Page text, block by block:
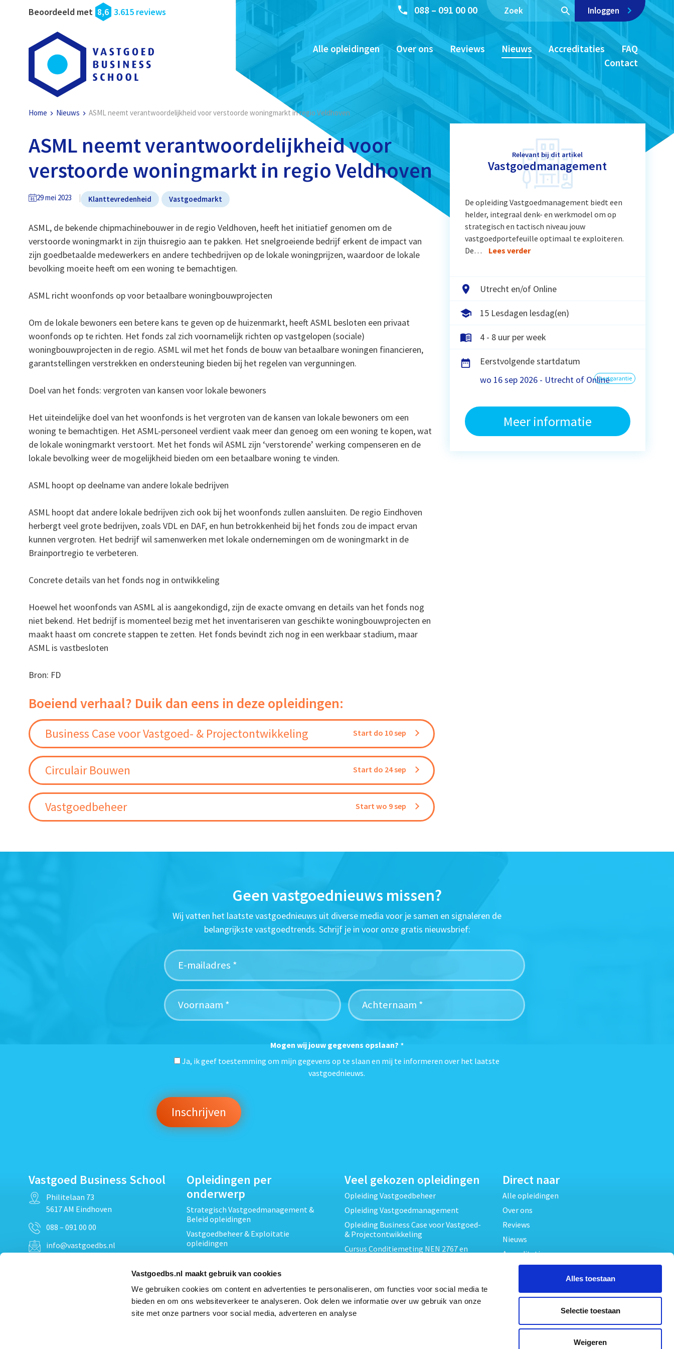
Vastgoedbs.nl maakt gebruik van cookies
We gebruiken cookies om content en advertenties te personaliseren, om functies voor social media te
bieden en om ons websiteverkeer te analyseren. Ook delen we informatie over uw gebruik van onze
site met onze partners voor social media, adverteren en analyse
Alles toestaan
Selectie toestaan
Weigeren
Beoordeeld met 8,6 3.615 reviews 088 – 091 00 00 Inloggen
Alle opleidingen Over ons Reviews Nieuws Accreditaties
FAQ
Contact
Home Nieuws ASML neemt verantwoordelijkheid voor verstoorde woningmarkt in regio Veldhoven
ASML neemt verantwoordelijkheid voor
verstoorde woningmarkt in regio Veldhoven
29 mei 2023 Klanttevredenheid Vastgoedmarkt
ASML, de bekende chipmachinebouwer in de regio Veldhoven, heeft het initiatief genomen om de
verstoorde woningmarkt in zijn thuisregio aan te pakken. Het snelgroeiende bedrijf erkent de impact van
zijn goedbetaalde medewerkers en andere techbedrijven op de lokale woningprijzen, waardoor de lokale
bevolking moeite heeft om een woning te bemachtigen.
ASML richt woonfonds op voor betaalbare woningbouwprojecten
Om de lokale bewoners een betere kans te geven op de huizenmarkt, heeft ASML besloten een privaat
woonfonds op te richten. Het fonds zal zich voornamelijk richten op vastgelopen (sociale)
woningbouwprojecten in de regio. ASML wil met het fonds de bouw van betaalbare woningen financieren,
garantstellingen verstrekken en ondersteuning bieden bij het regelen van vergunningen.
Doel van het fonds: vergroten van kansen voor lokale bewoners
Het uiteindelijke doel van het woonfonds is het vergroten van de kansen van lokale bewoners om een
woning te bemachtigen. Het ASML-personeel verdient vaak meer dan genoeg om een woning te kopen, wat
de lokale woningmarkt verstoort. Met het fonds wil ASML zijn ‘verstorende’ werking compenseren en de
lokale bevolking weer de mogelijkheid bieden om een betaalbare woning te vinden.
ASML hoopt op deelname van andere lokale bedrijven
ASML hoopt dat andere lokale bedrijven zich ook bij het woonfonds zullen aansluiten. De regio Eindhoven
herbergt veel grote bedrijven, zoals VDL en DAF, en hun betrokkenheid bij het fonds zou de impact ervan
kunnen vergroten. Het bedrijf wil samenwerken met lokale ondernemingen om de woningmarkt in de
Brainportregio te verbeteren.
Concrete details van het fonds nog in ontwikkeling
Hoewel het woonfonds van ASML al is aangekondigd, zijn de exacte omvang en details van het fonds nog
niet bekend. Het bedrijf is momenteel bezig met het inventariseren van geschikte woningbouwprojecten en
maakt haast om concrete stappen te zetten. Het fonds bevindt zich nog in een werkbaar stadium, maar
ASML is vastbesloten
Bron: FD
Boeiend verhaal? Duik dan eens in deze opleidingen:
Business Case voor Vastgoed- & Projectontwikkeling Start do 10 sep
Circulair Bouwen Start do 24 sep
Vastgoedbeheer Start wo 9 sep
Relevant bij dit artikel
Vastgoedmanagement
De opleiding Vastgoedmanagement biedt een
helder, integraal denk- en werkmodel om op
strategisch en tactisch niveau jouw
vastgoedportefeuille optimaal te exploiteren.
De…
Lees verder
Utrecht en/of Online
15 Lesdagen lesdag(en)
4 - 8 uur per week
Eerstvolgende startdatum
wo 16 sep 2026 - Utrecht of Onlinestartgarantie
Meer informatie
Geen vastgoednieuws missen?
Wij vatten het laatste vastgoednieuws uit diverse media voor je samen en signaleren de
belangrijkste vastgoedtrends. Schrijf je in voor onze gratis nieuwsbrief:
Mogen wij jouw gegevens opslaan? *
Ja, ik geef toestemming om mijn gegevens op te slaan en mij te informeren over het laatste
vastgoednieuws.
Vastgoed Business School
Philitelaan 73
5617 AM Eindhoven
088 – 091 00 00
info@vastgoedbs.nl
Opleidingen per
onderwerp
Strategisch Vastgoedmanagement &
Beleid opleidingen
Vastgoedbeheer & Exploitatie
opleidingen
Projectontwikkeling &
Techniek, Onderhoud & Inspectie
Opleidingen
Verduurzaming en Energieprestatie
Veel gekozen opleidingen
Opleiding Vastgoedbeheer
Opleiding Vastgoedmanagement
Opleiding Business Case voor Vastgoed-
& Projectontwikkeling
Cursus Conditiemeting NEN 2767 en
Cursus EP-W Basis Woningen
Opleiding Professioneel VvE-beheer
Opleiding Projectleider Vastgoed
Direct naar
Alle opleidingen
Over ons
Reviews
Nieuws
Accreditaties
Algemene voorwaarden
Privacy verklaring